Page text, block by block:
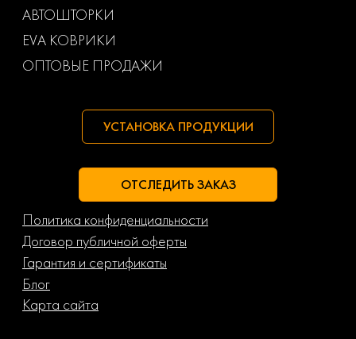
АВТОШТОРКИ
EVA КОВРИКИ
ОПТОВЫЕ ПРОДАЖИ
УСТАНОВКА ПРОДУКЦИИ
ОТСЛЕДИТЬ ЗАКАЗ
Политика конфиденциальности
Договор публичной оферты
Гарантия и сертификаты
Блог
Карта сайта